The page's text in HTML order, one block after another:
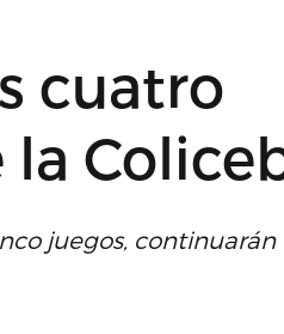
cuatro
la
juegos, continuarán